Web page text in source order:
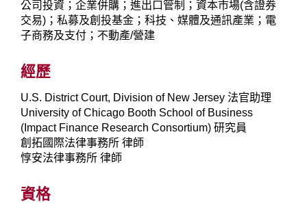
公司投資；企業併購；進出口管制；資本市場(含證券
交易)；私募及創投基金；科技、媒體及通訊產業；電
子商務及支付；不動產/營建
經歷
U.S. District Court, Division of New Jersey 法官助理
University of Chicago Booth School of Business
(Impact Finance Research Consortium) 研究員
創拓國際法律事務所 律師
惇安法律事務所 律師
資格